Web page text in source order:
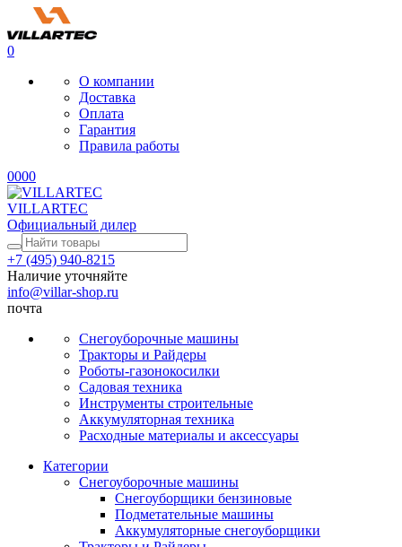
0
О компании
Доставка
Оплата
Гарантия
Правила работы
0000
VILLARTEC
Официальный дилер
+7 (495) 940-8215
Наличие уточняйте
info@villar-shop.ru
почта
Снегоуборочные машины
Тракторы и Райдеры
Роботы-газонокосилки
Садовая техника
Инструменты строительные
Аккумуляторная техника
Расходные материалы и аксессуары
Категории
Снегоуборочные машины
Снегоуборщики бензиновые
Подметательные машины
Аккумуляторные снегоуборщики